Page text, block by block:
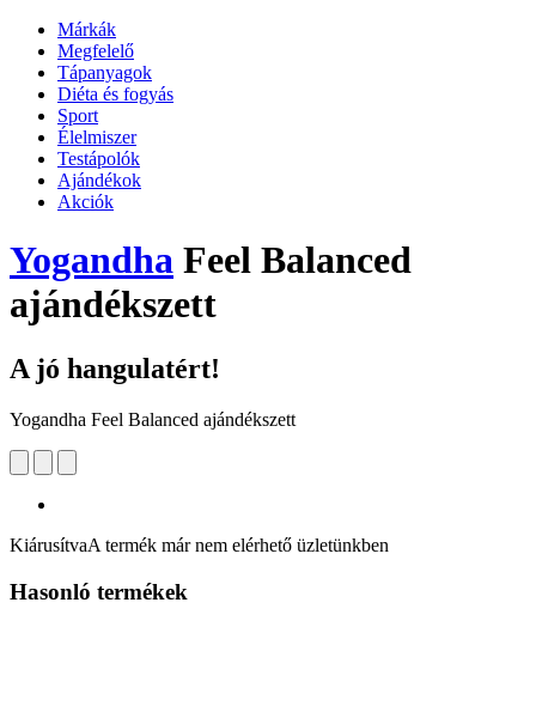
Márkák
Megfelelő
Tápanyagok
Diéta és fogyás
Sport
Élelmiszer
Testápolók
Ajándékok
Akciók
Yogandha Feel Balanced
ajándékszett
A jó hangulatért!
Yogandha Feel Balanced ajándékszett
KiárusítvaA termék már nem elérhető üzletünkben
Hasonló termékek